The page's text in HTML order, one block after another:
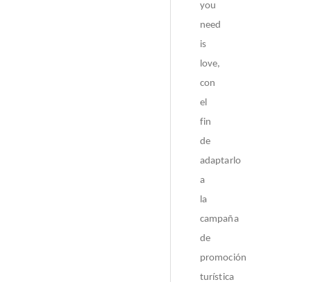
you
need
is
love,
con
el
fin
de
adaptarlo
a
la
campaña
de
promoción
turística